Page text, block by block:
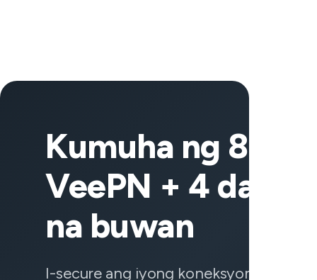
Kumuha ng 83%
VeePN + 4
na buwan
I-secure ang iyong koneksyon,